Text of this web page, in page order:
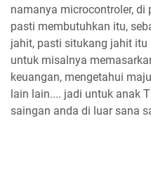
namanya microcontroler, di
pasti membutuhkan itu,
jahit, pasti situkang jahit
untuk misalnya
keuangan, mengetahui
lain lain.... jadi untuk anak
saingan anda di luar sana